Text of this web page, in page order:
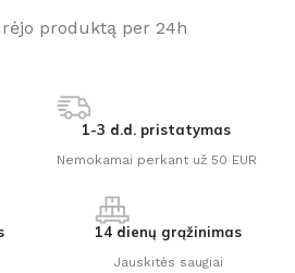
produktą per 24h
1-3 d.d. pristatymas
Nemokamai perkant už 50 EUR
14 dienų grąžinimas
Jauskitės saugiai